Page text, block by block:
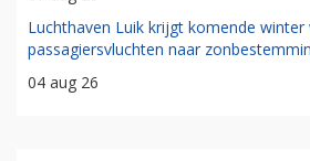
Luchthaven Luik krijgt komende winter
passagiersvluchten naar
04 aug 26